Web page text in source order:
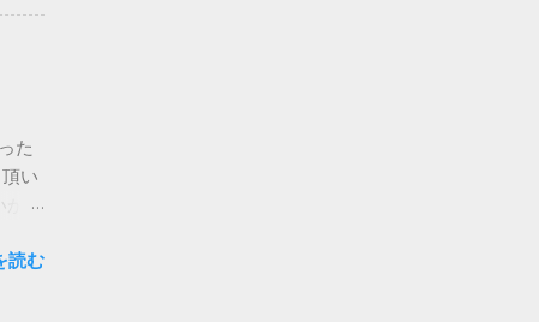
の
う
。
た
い
かな
方
読む